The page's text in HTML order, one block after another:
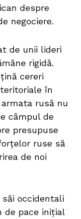
despre
negociere.
de unii lideri
rigidă.
cereri
în
rusă nu
câmpul de
presupuse
ruse să
de noi
occidentali
de pace inițial